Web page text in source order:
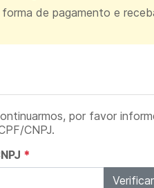
de pagamento e
por favor
CNPJ.
*
Verificar